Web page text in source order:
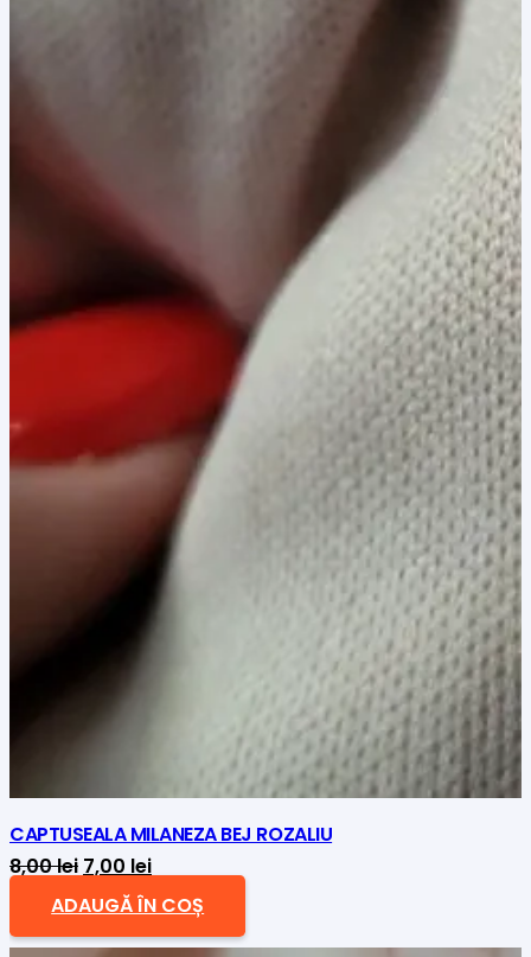
CAPTUSEALA MILANEZA BEJ ROZALIU
8,00lei Prețul
inițial
a
7,00 leiPrețul
curent
este:
ADAUGĂ ÎN COȘ